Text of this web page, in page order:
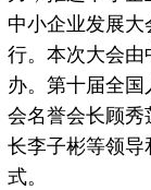
中小企业发展
行。本次大会由
办。第十届全
会名誉会长顾秀
长李子彬等领导
式。